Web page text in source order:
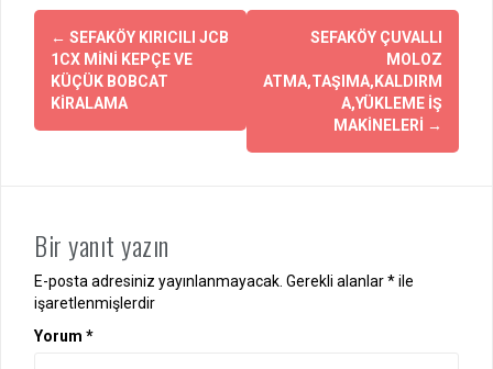
Yazı
dolaşımı
← SEFAKÖY KIRICILI JCB
1CX MİNİ KEPÇE VE
KÜÇÜK BOBCAT
KİRALAMA
SEFAKÖY ÇUVALLI
MOLOZ
ATMA,TAŞIMA,KALDIRM
A,YÜKLEME İŞ
MAKİNELERİ →
Bir yanıt yazın
E-posta adresiniz yayınlanmayacak. Gerekli alanlar*ile
işaretlenmişlerdir
Yorum *